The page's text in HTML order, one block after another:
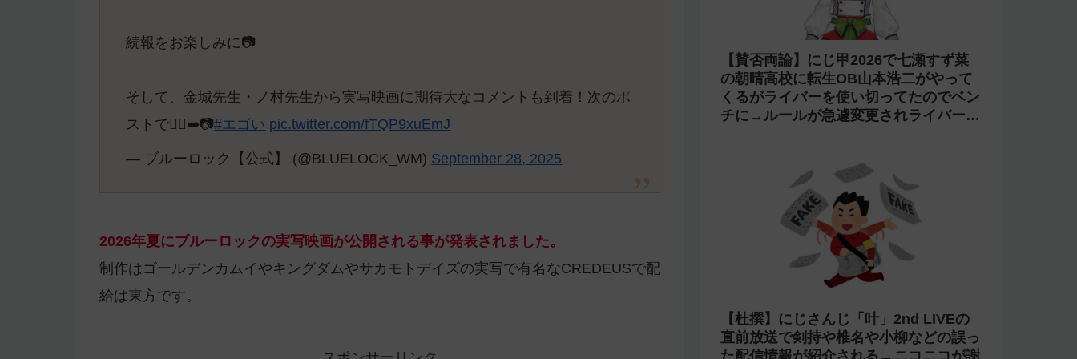
続報をお楽しみに📷
そして、金城先生・ノ村先生から実写映画に期待大なコメントも到着！次のポ
ストで🏃‍♂️‍➡️📷#エゴい pic.twitter.com/fTQP9xuEmJ
— ブルーロック【公式】 (@BLUELOCK_WM) September 28, 2025
2026年夏にブルーロックの実写映画が公開される事が発表されました。
制作はゴールデンカムイやキングダムやサカモトデイズの実写で有名なCREDEUSで配
給は東方です。
【賛否両論】にじ甲2026で七瀬すず菜
の朝晴高校に転生OB山本浩二がやって
くるがライバーを使い切ってたのでベン
チに→ルールが急遽変更されライバーの
【杜撰】にじさんじ「叶」2nd LIVEの
直前放送で剣持や椎名や小柳などの誤っ
た配信情報が紹介される→ニコニコが謝